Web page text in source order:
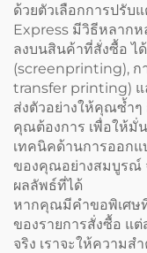
ด้วยตัวเลือกการปรับ
Express มีวิธีหลาก
ลงบนสินค้าที่สั่งซื้อ ไ
(screenprinting), ก
transfer printing) แ
ส่งตัวอย่างให้คุณซ้ำๆ
คุณต้องการ เพื่อให้มั่
เทคนิคด้านการออกแ
ของคุณอย่างสมบูรณ์
ผลลัพธ์ที่ได้
หากคุณมีคำขอพิเศษ
ของรายการสั่งซื้อ แ
จริง เราจะให้ความ